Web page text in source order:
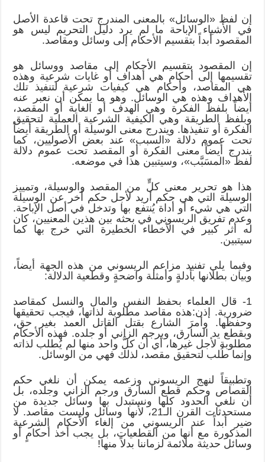
إن لفظ «الوسائل» بالمعنى المندرج تحت قاعدة الأصل
في الأشياء الإباحة ما لم يرد دليل التحريم ليس هو
المقصود أبداً بتقسيم الأحكام إلى وسائل ومقاصد.
إن المقصود بتقسيم الأحكام إلى مقاصد ووسائل هو
تقسيمها إلى أحكام هي أهداف أو غايات شرعية وهذه
هي المقاصد، وأحكام هي كيفيات شرعية لتنفيذ تلك
الأهداف وهذه هي الوسائل. وهو ما يمكن أن نعبر عنه
أيضاً بلفظ الفكرة وهي الهدف أو الغاية أو المقصد،
وبلفظ الطريقة وهي الكيفية الشرعية العملية لتحقيق
الفكرة أو تنفيذها. ويندرج معنى الوسيلة أو الطريقة أيضاً
تحت عموم دلالة «السبب» عند بعض الأصوليين، كما
يندرج أيضاً معنى الفكرة أو المقصد تحت عموم دلالة
لفظ «المسَبَّب»، وسيتبين هذا في موضعه.
هذا هو تحرير معنى كلٍّ من المقصد والوسيلة، وتمييز
الوسيلة التي هي حكم أريد لأجل حكم أخر عن الوسيلة
التي هي شيء أو أداة يُنتفع بها وتدخل في أصل الإباحة.
وعدم تفريق الريسوني في بحثه بين هذين المعنيين، كان
له أثر كبير في الأخطاء الخطيرة التي خرج بها كما
سيتبين.
وفيما يلي تفنيد مزاعم الريسوني من هذه الجهة أيضاً،
وبيان بطلانها بأدلةٍ وأمثلة واضحةٍ وقطعية الدلالة:
1- قال العلماء بحفظ النفس والمال والنسل كمقاصد
ضرورية. إذن:هذه مقاصد مطلوبة لذاتها، فيجب تحقيقها
وحفظها. وأمرَ الشارع بقتل القاتل العمد بغير حق،
وبقطع يد السارق، وبرجم الزاني أو جلده. فهذه الأحكام
مطلوبة لأجل غيرها، أي أن كلَّ واحد منها لم يُطلب لذاته
وإنما طُلب لتحقيق مقصد، لذلك فهي من الوسائل.
وتطبيقاً لنهج الريسوني وزعمه يمكن أن نلغي حكم
القصاص وحكم قطع السارق ورجم الزاني وجلده، بل
أن نلغي الحدود كلها ونستبدل بها وسائل جديدة من
مستحدثات القرن الـ21، لأنها وسائل وليست مقاصد. لا
ضير أبداً عند الريسوني من إلغاء الأحكام الشرعية
المذكورة مع أنها من القطعيات، بل يجب أخذ أحكامٍ أو
وسائل حديثة ملائمة لزماننا بدلاً منها!